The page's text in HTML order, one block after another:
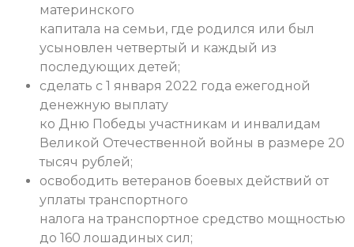
материнского
капитала на семьи, где родился или был
усыновлен четвертый и каждый из
последующих детей;
сделать с 1 января 2022 года ежегодной
денежную выплату
ко Дню Победы участникам и инвалидам
Великой Отечественной войны в размере 20
тысяч рублей;
освободить ветеранов боевых действий от
уплаты транспортного
налога на транспортное средство мощностью
до 160 лошадиных сил;